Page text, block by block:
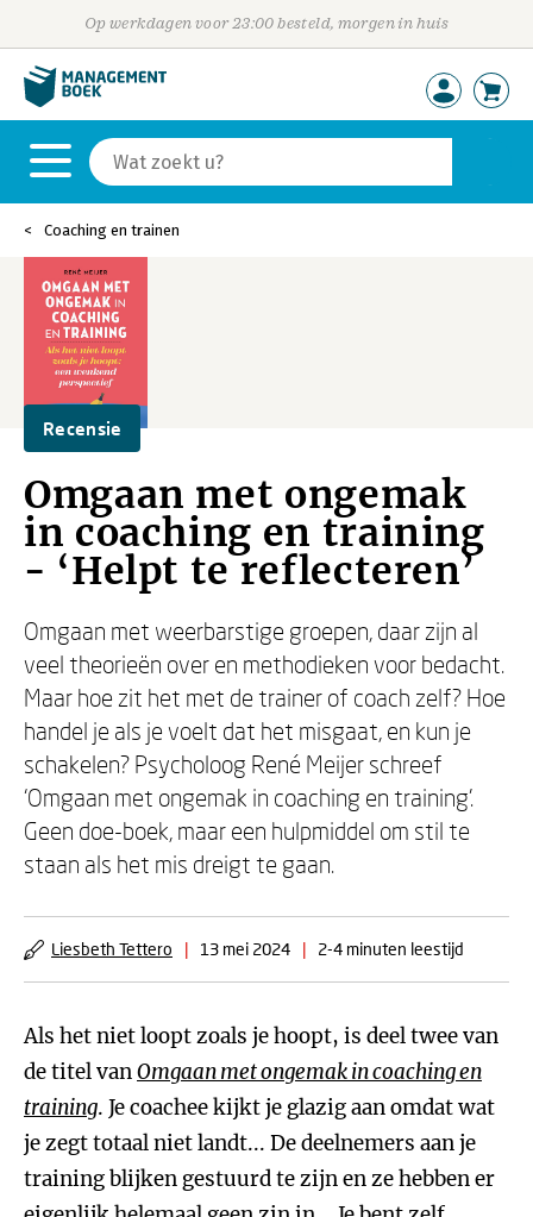
Op werkdagen voor 23:00 besteld, morgen in huis
Coaching en trainen
Recensie
Omgaan met ongemak
in coaching en training
- ‘Helpt te reflecteren’
Omgaan met weerbarstige groepen, daar zijn al
veel theorieën over en methodieken voor bedacht.
Maar hoe zit het met de trainer of coach zelf? Hoe
handel je als je voelt dat het misgaat, en kun je
schakelen? Psycholoog René Meijer schreef
‘Omgaan met ongemak in coaching en training’.
Geen doe-boek, maar een hulpmiddel om stil te
staan als het mis dreigt te gaan.
Liesbeth Tettero | 13 mei 2024 | 2-4 minuten leestijd
Als het niet loopt zoals je hoopt, is deel twee van
de titel vanOmgaan met ongemak in coaching en
training. Je coachee kijkt je glazig aan omdat wat
je zegt totaal niet landt... De deelnemers aan je
training blijken gestuurd te zijn en ze hebben er